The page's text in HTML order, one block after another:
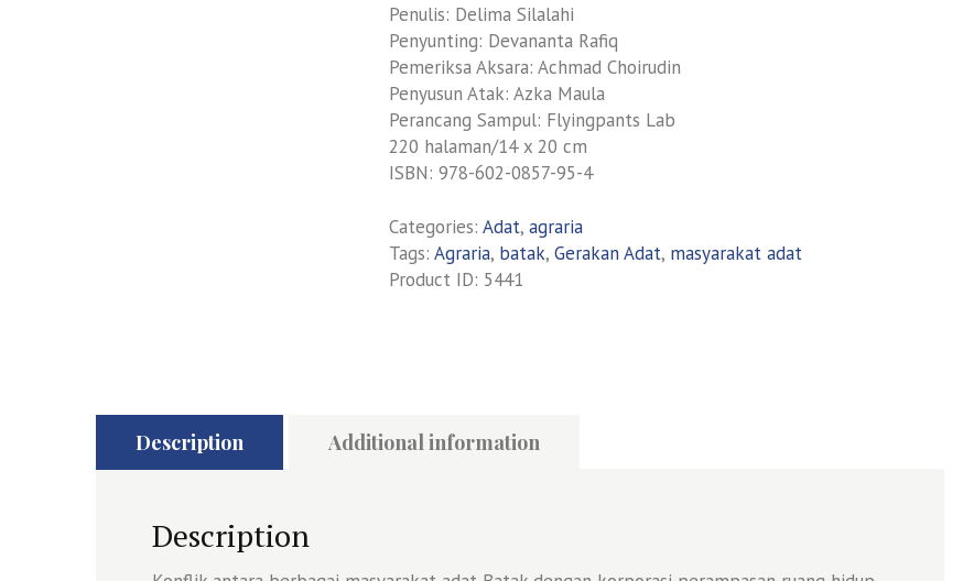
Penulis: Delima Silalahi
Penyunting: Devananta Rafiq
Pemeriksa Aksara: Achmad Choirudin
Penyusun Atak: Azka Maula
Perancang Sampul: Flyingpants Lab
220 halaman/14 x 20 cm
ISBN: 978-602-0857-95-4
Categories: Adat, agraria
Tags: Agraria, batak, Gerakan Adat, masyarakat adat
Product ID: 5441
Description Additional information
Description